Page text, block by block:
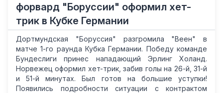
форвард "Боруссии" оформил хет-
трик в Кубке Германии
Дортмундская "Боруссия" разгромила "Веен" в
матче 1-го раунда Кубка Германии. Победу команде
Бундеслиги принес нападающий Эрлинг Холанд.
Норвежец оформил хет-трик, забив голы на 26-й, 31-й
и 51-й минутах. Был готов на большие уступки!
Появились подробности ситуации с контрактом